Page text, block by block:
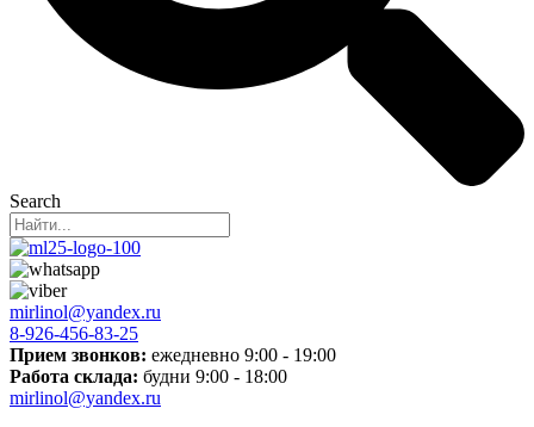
Search
mirlinol@yandex.ru
8-926-456-83-25
Прием звонков: ежедневно 9:00 - 19:00
Работа склада: будни 9:00 - 18:00
mirlinol@yandex.ru